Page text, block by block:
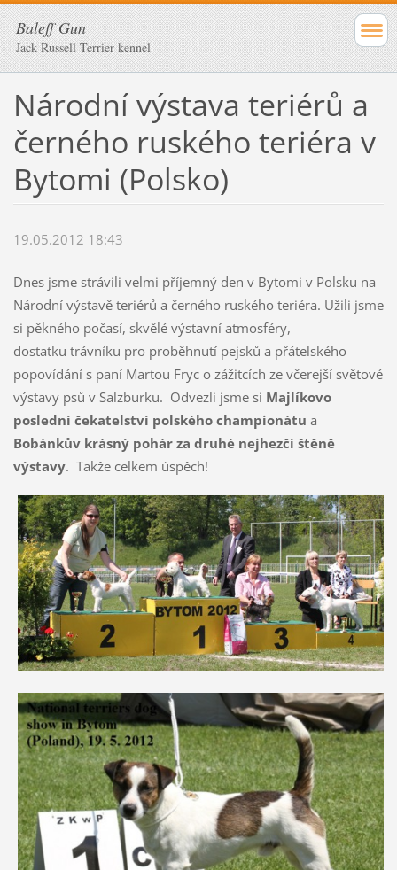
Baleff Gun
Jack Russell Terrier kennel
Národní výstava teriérů a
černého ruského teriéra v
Bytomi (Polsko)
19.05.2012 18:43
Dnes jsme strávili velmi příjemný den v Bytomi v Polsku na
Národní výstavě teriérů a černého ruského teriéra. Užili jsme
si pěkného počasí, skvělé výstavní atmosféry,
dostatku trávníku pro proběhnutí pejsků a přátelského
popovídání s paní Martou Fryc o zážitcích ze včerejší světové
výstavy psů v Salzburku. Odvezli jsme si Majlíkovo
poslední čekatelství polského championátu a
Bobánkův krásný pohár za druhé nejhezčí štěně
výstavy. Takže celkem úspěch!